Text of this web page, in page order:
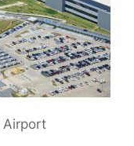
Airport